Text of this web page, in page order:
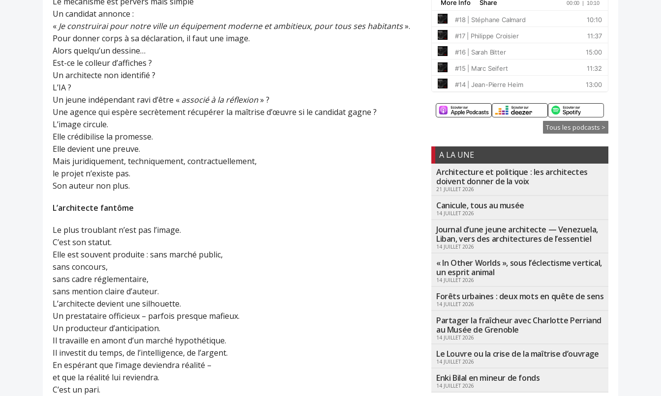
Un candidat annonce :
« Je construirai pour notre ville un équipement moderne et ambitieux, pour tous ses habitants».
Pour donner corps à sa déclaration, il faut une image.
Alors quelqu’un dessine…
Est-ce le colleur d’affiches ?
Un architecte non identifié ?
L’IA ?
Un jeune indépendant ravi d’être « associé à la réflexion» ?
Une agence qui espère secrètement récupérer la maîtrise d’œuvre si le candidat gagne ?
L’image circule.
Elle crédibilise la promesse.
Elle devient une preuve.
Mais juridiquement, techniquement, contractuellement,
le projet n’existe pas.
Son auteur non plus.
L’architecte fantôme
Le plus troublant n’est pas l’image.
C’est son statut.
Elle est souvent produite : sans marché public,
sans concours,
sans cadre réglementaire,
sans mention claire d’auteur.
L’architecte devient une silhouette.
Un prestataire officieux – parfois presque mafieux.
Un producteur d’anticipation.
Il travaille en amont d’un marché hypothétique.
Il investit du temps, de l’intelligence, de l’argent.
En espérant que l’image deviendra réalité –
et que la réalité lui reviendra.
C’est un pari.
Tous les podcasts >
A LA UNE
Architecture et politique : les architectes
doivent donner de la voix
21 JUILLET 2026
Canicule, tous au musée
14 JUILLET 2026
Journal d’une jeune architecte — Venezuela,
Liban, vers des architectures de l’essentiel
14 JUILLET 2026
« In Other Worlds », sous l’éclectisme vertical,
un esprit animal
14 JUILLET 2026
Forêts urbaines : deux mots en quête de sens
14 JUILLET 2026
Partager la fraîcheur avec Charlotte Perriand
au Musée de Grenoble
14 JUILLET 2026
Le Louvre ou la crise de la maîtrise d’ouvrage
14 JUILLET 2026
Enki Bilal en mineur de fonds
14 JUILLET 2026